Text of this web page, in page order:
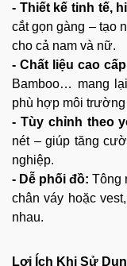
- Thiết kế tinh tế,
cắt gọn gàng – tạo
cho cả nam và nữ.
- Chất liệu cao
Bamboo… mang
phù hợp môi
- Tùy chỉnh theo
nét – giúp tăng
nghiệp.
- Dễ phối đồ: Tông
chân váy hoặc
nhau.
Lợi Ích Khi Sử